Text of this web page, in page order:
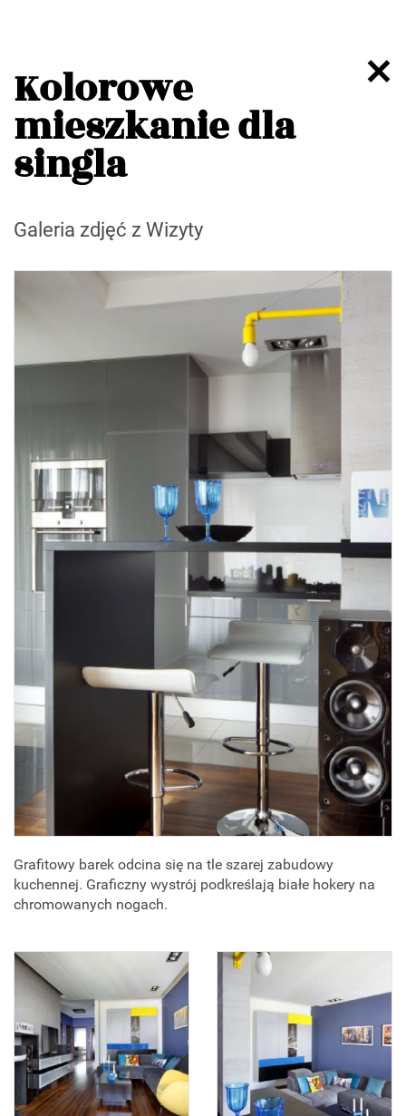
Kolorowe
mieszkanie dla
singla
Galeria zdjęć z Wizyty
Grafitowy barek odcina się na tle szarej zabudowy
kuchennej. Graficzny wystrój podkreślają białe hokery na
chromowanych nogach.